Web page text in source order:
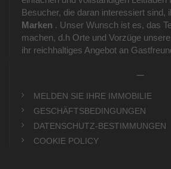
Besucher, die daran interessiert sind,
Marken . Unser Wunsch ist es, das
machen, d.h Orte und Vorzüge
ihr reichhaltiges Angebot an
MELDEN SIE IHRE IMMOBILIE
GESCHÄFTSBEDINGUNGEN
DATENSCHUTZ-BESTIMMUNGEN
COOKIE POLICY